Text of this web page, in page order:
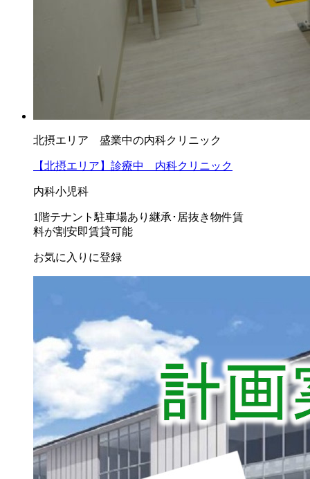
北摂エリア 盛業中の内科クリニック
【北摂エリア】診療中 内科クリニック
内科小児科
1階テナント 駐車場あり 継承･居抜き物件賃
料が割安即賃貸可能
お気に入りに登録